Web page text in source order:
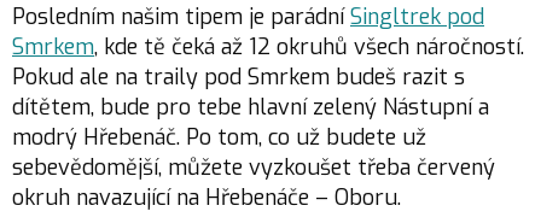
Posledním našim tipem je parádníSingltrek pod
Smrkem, kde tě čeká až 12 okruhů všech náročností.
Pokud ale na traily pod Smrkem budeš razit s
dítětem, bude pro tebe hlavní zelený Nástupní a
modrý Hřebenáč. Po tom, co už budete už
sebevědomější, můžete vyzkoušet třeba červený
okruh navazující na Hřebenáče – Oboru.